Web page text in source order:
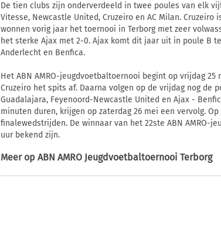
De tien clubs zijn onderverdeeld in twee poules van elk
Vitesse, Newcastle United, Cruzeiro en AC Milan.
wonnen vorig jaar het toernooi in Terborg met zeer
het sterke Ajax met 2-0. Ajax komt dit jaar uit in poule B
Anderlecht en Benfica.
Het ABN AMRO-jeugdvoetbaltoernooi begint op vrijdag 25
Cruzeiro het spits af. Daarna volgen op de vrijdag nog de
Guadalajara, Feyenoord-Newcastle United en Ajax -
minuten duren, krijgen op zaterdag 26 mei een vervolg. Op
finalewedstrijden. De winnaar van het 22ste ABN AMRO-
uur bekend zijn.
Meer op ABN AMRO Jeugdvoetbaltoernooi Terborg